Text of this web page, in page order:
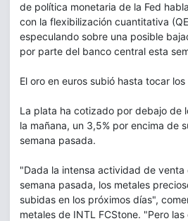
de política monetaria de la Fed
con la flexibilización cuantitativa
especulando sobre una posible
por parte del banco central esta
El oro en euros subió hasta tocar
La plata ha cotizado por debajo de
la mañana, un 3,5% por encima de
semana pasada.
"Dada la intensa actividad de venta
semana pasada, los metales
subidas en los próximos días",
metales de INTL FCStone. "Pero